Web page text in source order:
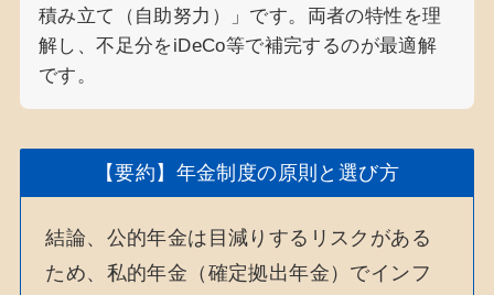
積み立て（自助努力）」です。両者の特性を理
解し、不足分をiDeCo等で補完するのが最適解
です。
【要約】年金制度の原則と選び方
結論、公的年金は目減りするリスクがある
ため、私的年金（確定拠出年金）でインフ